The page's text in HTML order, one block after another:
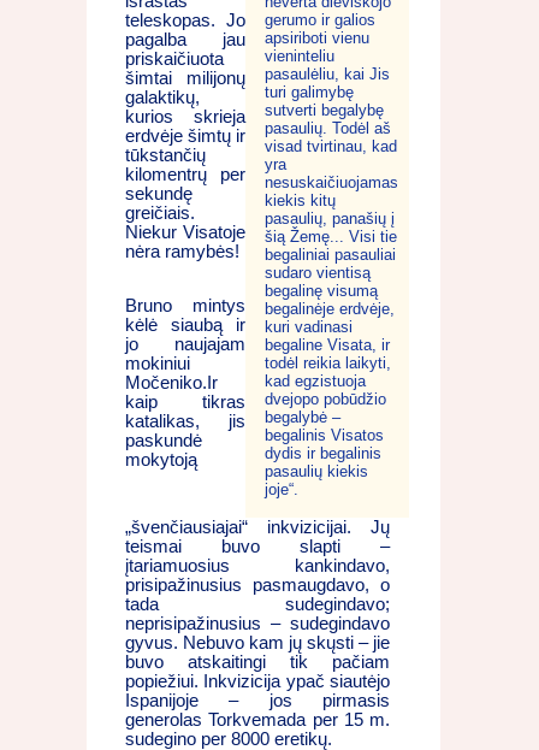
gerumo ir galios
apsiriboti vienu
vieninteliu
pasaulėliu, kai Jis
turi galimybę
sutverti begalybę
pasaulių. Todėl aš
visad tvirtinau, kad
yra
nesuskaičiuojamas
kiekis kitų
pasaulių, panašių į
šią Žemę... Visi tie
begaliniai pasauliai
sudaro vientisą
begalinę visumą
begalinėje erdvėje,
kuri vadinasi
begaline Visata, ir
todėl reikia laikyti,
kad egzistuoja
dvejopo pobūdžio
begalybė –
begalinis Visatos
dydis ir begalinis
pasaulių kiekis
joje“.
teleskopas. Jo
pagalba jau
priskaičiuota
šimtai milijonų
galaktikų,
kurios skrieja
erdvėje šimtų ir
tūkstančių
kilomentrų per
sekundę
greičiais.
Niekur Visatoje
nėra ramybės!
Bruno mintys
kėlė siaubą ir
jo naujajam
mokiniui
Močeniko.Ir
kaip tikras
katalikas, jis
paskundė
mokytoją
„švenčiausiajai“ inkvizicijai. Jų
teismai buvo slapti –
įtariamuosius kankindavo,
prisipažinusius pasmaugdavo, o
tada sudegindavo;
neprisipažinusius – sudegindavo
gyvus. Nebuvo kam jų skųsti – jie
buvo atskaitingi tik pačiam
popiežiui. Inkvizicija ypač siautėjo
Ispanijoje – jos pirmasis
generolas Torkvemada per 15 m.
sudegino per 8000 eretikų.